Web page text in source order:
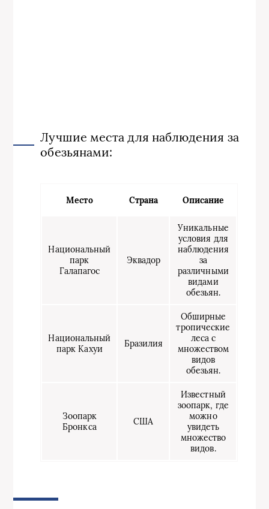
Лучшие места для наблюдения за
обезьянами:
Место Страна Описание
Национальный
парк
Галапагос
Эквадор
Уникальные
условия для
наблюдения
за
различными
видами
обезьян.
Национальный
парк Кахуи
Бразилия
Обширные
тропические
леса с
множеством
видов
обезьян.
Зоопарк
Бронкса
США
Известный
зоопарк, где
можно
увидеть
множество
видов.